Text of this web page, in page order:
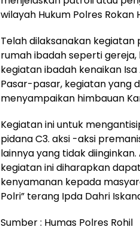
wilayah Hukum Polres Rokan
Telah dilaksanakan
rumah ibadah seperti
kegiatan ibadah kenaikan
Pasar-pasar, kegiatan yang
menyampaikan himbauan
Kegiatan ini untuk
pidana C3. aksi -aksi
lainnya yang tidak
kegiatan ini diharapkan
kenyamanan kepada
Polri” terang Ipda Dahri
Sumber : Humas Polres Rohil